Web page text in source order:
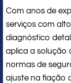
Com anos de
serviços com
diagnóstico
aplica a solução
normas de
ajuste na fiação